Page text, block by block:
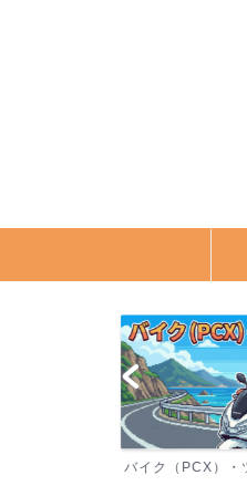
バイク（PCX）・